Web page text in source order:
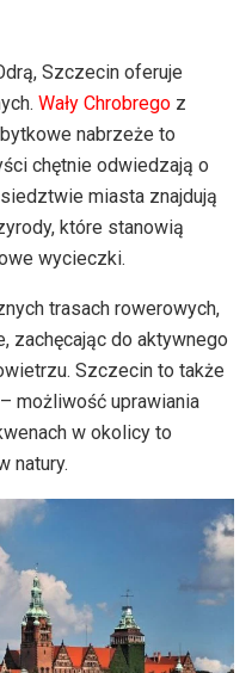
Szczecin oferuje
Wały Chrobrego z
nabrzeże to
chętnie odwiedzają o
miasta znajdują
które stanowią
wycieczki.
trasach rowerowych,
zachęcając do aktywnego
Szczecin to także
możliwość uprawiania
w okolicy to
natury.